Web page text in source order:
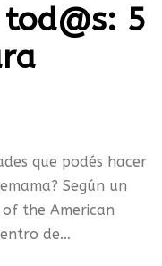
5
que podés hacer
Según un
the American
de…